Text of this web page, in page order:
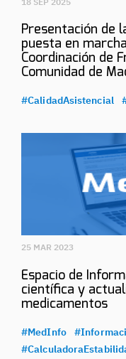
Presentación de
puesta en
Coordinación de
Comunidad de
#CalidadAsistencial
25 MAR 2023
Espacio de
científica y
medicamentos
#MedInfo